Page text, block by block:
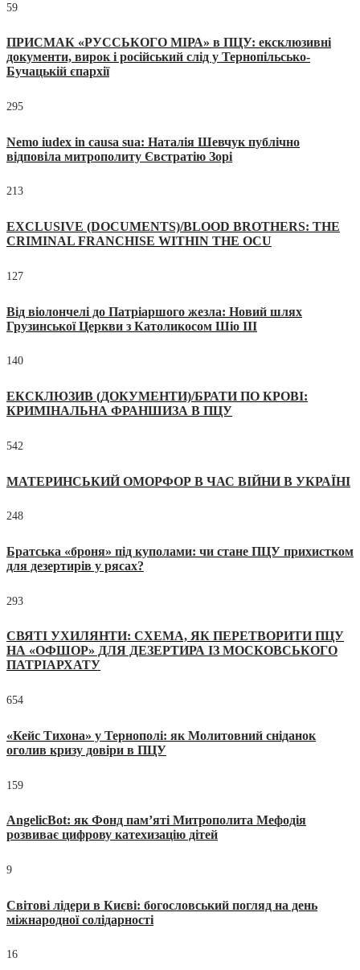
59
ПРИСМАК «РУССЬКОГО МІРА» в ПЦУ: ексклюзивні
документи, вирок і російський слід у Тернопільсько-
Бучацькій єпархії
295
Nemo iudex in causa sua: Наталія Шевчук публічно
відповіла митрополиту Євстратію Зорі
213
EXCLUSIVE (DOCUMENTS)/BLOOD BROTHERS: THE
CRIMINAL FRANCHISE WITHIN THE OCU
127
Від віолончелі до Патріаршого жезла: Новий шлях
Грузинської Церкви з Католикосом Шіо III
140
ЕКСКЛЮЗИВ (ДОКУМЕНТИ)/БРАТИ ПО КРОВІ:
КРИМІНАЛЬНА ФРАНШИЗА В ПЦУ
542
МАТЕРИНСЬКИЙ ОМОРФОР В ЧАС ВІЙНИ В УКРАЇНІ
248
Братська «броня» під куполами: чи стане ПЦУ прихистком
для дезертирів у рясах?
293
СВЯТІ УХИЛЯНТИ: СХЕМА, ЯК ПЕРЕТВОРИТИ ПЦУ
НА «ОФШОР» ДЛЯ ДЕЗЕРТИРА ІЗ МОСКОВСЬКОГО
ПАТРІАРХАТУ
654
«Кейс Тихона» у Тернополі: як Молитовний сніданок
оголив кризу довіри в ПЦУ
159
AngelicBot: як Фонд пам’яті Митрополита Мефодія
розвиває цифрову катехизацію дітей
9
Світові лідери в Києві: богословський погляд на день
міжнародної солідарності
16